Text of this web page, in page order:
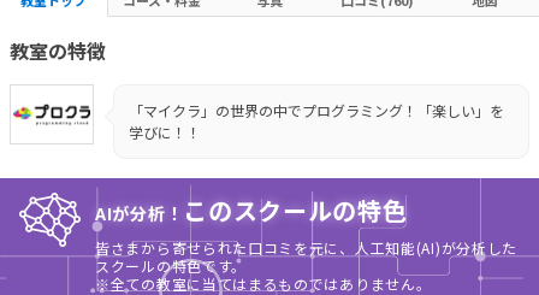
教室の特徴
「マイクラ」の世界の中でプログラミング！「楽しい」を
学びに！！
AIが分析！ このスクールの特色
皆さまから寄せられた口コミを元に、人工知能(AI)が分析した
スクールの特色です。
※全ての教室に当てはまるものではありません。